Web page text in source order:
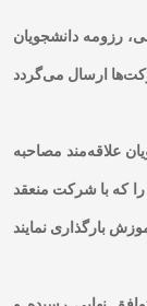
رزومه دانشجویان
دانشجویان علاقه‌مند مصاحبه
تا ۳ تیر قراردادی را که با شرکت منعقد